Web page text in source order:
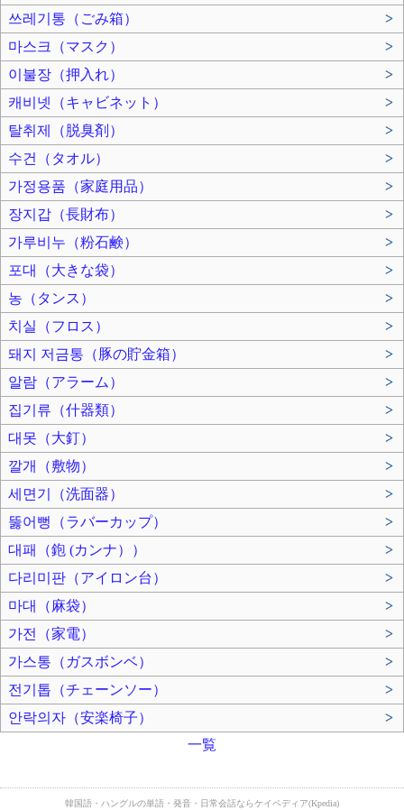
쓰레기통（ごみ箱）
>
마스크（マスク）
>
이불장（押入れ）
>
캐비넷（キャビネット）
>
탈취제（脱臭剤）
>
수건（タオル）
>
가정용품（家庭用品）
>
장지갑（長財布）
>
가루비누（粉石鹸）
>
포대（大きな袋）
>
농（タンス）
>
치실（フロス）
>
돼지 저금통（豚の貯金箱）
>
알람（アラーム）
>
집기류（什器類）
>
대못（大釘）
>
깔개（敷物）
>
세면기（洗面器）
>
뚫어뻥（ラバーカップ）
>
대패（鉋 (カンナ））
>
다리미판（アイロン台）
>
마대（麻袋）
>
가전（家電）
>
가스통（ガスボンベ）
>
전기톱（チェーンソー）
>
안락의자（安楽椅子）
>
一覧
韓国語・ハングルの単語・発音・日常会話ならケイペディア(Kpedia)